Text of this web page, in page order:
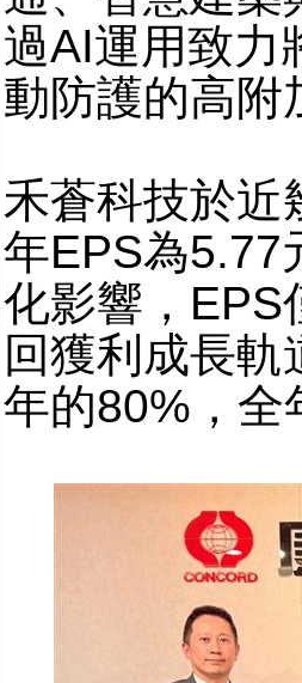
過AI運用致力
動防護的高附
禾蒼科技於近
年EPS為5.77
化影響，EPS
回獲利成長
年的80%，全